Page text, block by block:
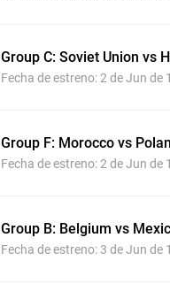
Group C: Soviet Union vs
Fecha de estreno: 2 de Jun de
Group F: Morocco vs
Fecha de estreno: 2 de Jun de
Group B: Belgium vs
Fecha de estreno: 3 de Jun de